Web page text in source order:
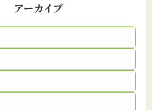
アーカイブ